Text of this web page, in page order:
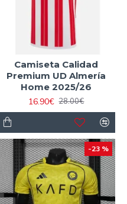
Camiseta Calidad
Premium UD Almería
Home 2025/26
16.90€ 28.00€
-23 %